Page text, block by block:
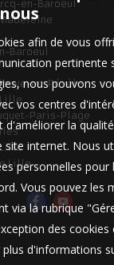
en-Baroeul
Baroeul
en-Pévèle
Lille
Paris-Plage
Lille
Lille
afin de vous
pertinente
nous pouvons
vos centres
la
site internet. Nous
personnelles pour
Vous pouvez les
via la rubrique
des cookies
d'informations